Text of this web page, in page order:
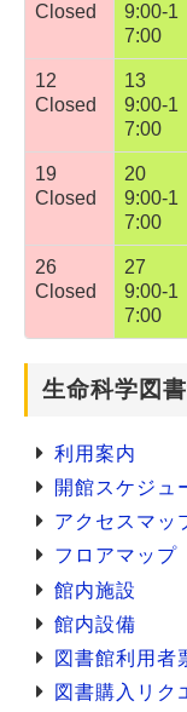
Closed
9:00-1
7:00
12
Closed
13
9:00-1
7:00
19
Closed
20
9:00-1
7:00
26
Closed
27
9:00-1
7:00
生命科学図
利用案内
開館スケジュ
アクセスマッ
フロアマップ
館内施設
館内設備
図書館利用者
図書購入リク